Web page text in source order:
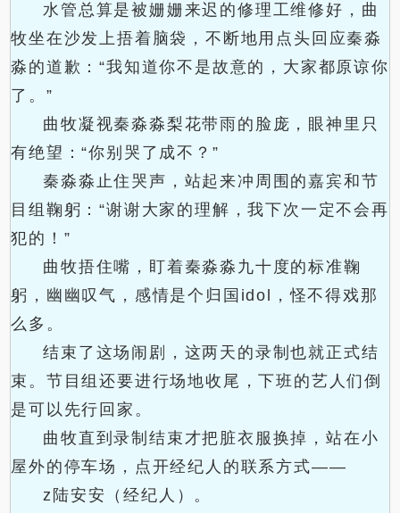
水管总算是被姗姗来迟的修理工维修好，曲
牧坐在沙发上捂着脑袋，不断地用点头回应秦淼
淼的道歉：“我知道你不是故意的，大家都原谅你
了。”
曲牧凝视秦淼淼梨花带雨的脸庞，眼神里只
有绝望：“你别哭了成不？”
秦淼淼止住哭声，站起来冲周围的嘉宾和节
目组鞠躬：“谢谢大家的理解，我下次一定不会再
犯的！”
曲牧捂住嘴，盯着秦淼淼九十度的标准鞠
躬，幽幽叹气，感情是个归国idol，怪不得戏那
么多。
结束了这场闹剧，这两天的录制也就正式结
束。节目组还要进行场地收尾，下班的艺人们倒
是可以先行回家。
曲牧直到录制结束才把脏衣服换掉，站在小
屋外的停车场，点开经纪人的联系方式——
z陆安安（经纪人）。